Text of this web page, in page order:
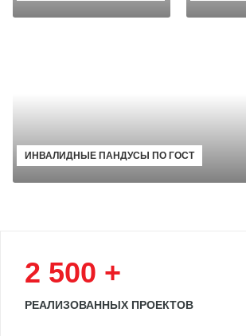
2 500 +
РЕАЛИЗОВАННЫХ ПРОЕКТОВ
ИНВАЛИДНЫЕ ПАНДУСЫ ПО ГОСТ